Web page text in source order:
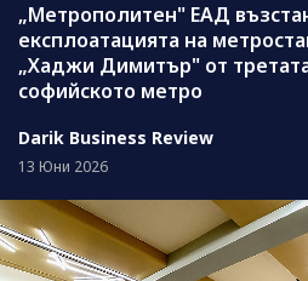
„Метрополитен" ЕАД
експлоатацията на
„Хаджи Димитър" от
софийското метро
Darik Business Review
13 Юни 2026